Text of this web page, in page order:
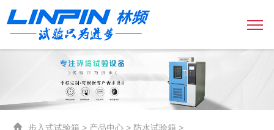
步入式试验箱 > 产品中心 > 防水试验箱 >